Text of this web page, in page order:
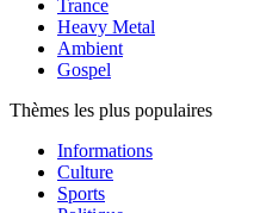
Trance
Heavy Metal
Ambient
Gospel
Thèmes les plus populaires
Informations
Culture
Sports